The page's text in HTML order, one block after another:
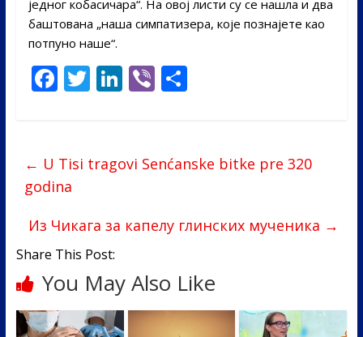
једног кобасичара“. На овој листи су се нашла и два
баштована „наша симпатизера, које познајете као
потпуно наше“.
F
b
o
k
T
er
Li
e
Vi S
e
← U Tisi tragovi Senćanske bitke pre 320
godina
Из Чикага за капелу глинских мученика →
Share This Post:
You May Also Like